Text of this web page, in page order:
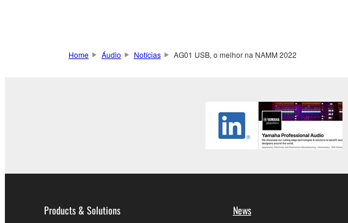
Home Áudio Notícias AG01 USB, o melhor na NAMM 2022
Products & Solutions News